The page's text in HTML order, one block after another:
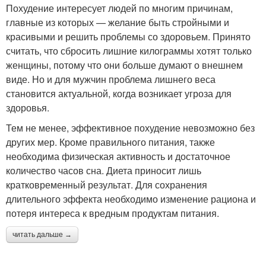
Похудение интересует людей по многим причинам,
главные из которых — желание быть стройными и
красивыми и решить проблемы со здоровьем. Принято
считать, что сбросить лишние килограммы хотят только
женщины, потому что они больше думают о внешнем
виде. Но и для мужчин проблема лишнего веса
становится актуальной, когда возникает угроза для
здоровья.
Тем не менее, эффективное похудение невозможно без
других мер. Кроме правильного питания, также
необходима физическая активность и достаточное
количество часов сна. Диета приносит лишь
кратковременный результат. Для сохранения
длительного эффекта необходимо изменение рациона и
потеря интереса к вредным продуктам питания.
читать дальше →